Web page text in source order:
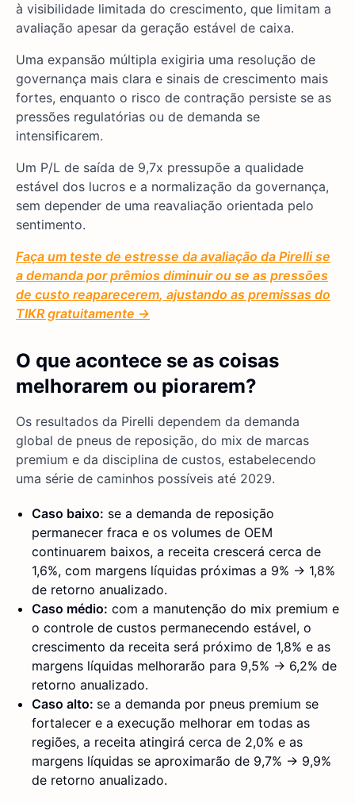
à visibilidade limitada do crescimento, que limitam a
avaliação apesar da geração estável de caixa.
Uma expansão múltipla exigiria uma resolução de
governança mais clara e sinais de crescimento mais
fortes, enquanto o risco de contração persiste se as
pressões regulatórias ou de demanda se
intensificarem.
Um P/L de saída de 9,7x pressupõe a qualidade
estável dos lucros e a normalização da governança,
sem depender de uma reavaliação orientada pelo
sentimento.
Faça um teste de estresse da avaliação da Pirelli se
a demanda por prêmios diminuir ou se as pressões
de custo reaparecerem, ajustando as premissas do
TIKR gratuitamente →
O que acontece se as coisas
melhorarem ou piorarem?
Os resultados da Pirelli dependem da demanda
global de pneus de reposição, do mix de marcas
premium e da disciplina de custos, estabelecendo
uma série de caminhos possíveis até 2029.
Caso baixo: se a demanda de reposição
permanecer fraca e os volumes de OEM
continuarem baixos, a receita crescerá cerca de
1,6%, com margens líquidas próximas a 9% → 1,8%
de retorno anualizado.
Caso médio: com a manutenção do mix premium e
o controle de custos permanecendo estável, o
crescimento da receita será próximo de 1,8% e as
margens líquidas melhorarão para 9,5% → 6,2% de
retorno anualizado.
Caso alto: se a demanda por pneus premium se
fortalecer e a execução melhorar em todas as
regiões, a receita atingirá cerca de 2,0% e as
margens líquidas se aproximarão de 9,7% → 9,9%
de retorno anualizado.